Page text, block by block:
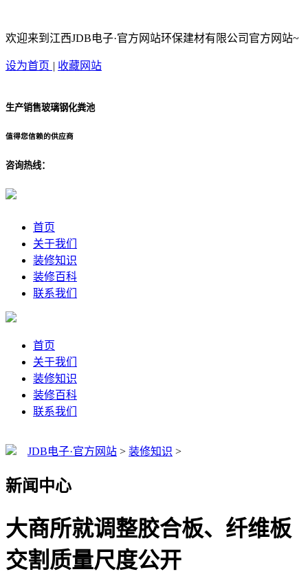
欢迎来到江西JDB电子·官方网站环保建材有限公司官方网站~
设为首页 | 收藏网站
生产销售玻璃钢化粪池
值得您信赖的供应商
咨询热线：
首页
关于我们
装修知识
装修百科
联系我们
首页
关于我们
装修知识
装修百科
联系我们
JDB电子·官方网站 > 装修知识 >
新闻中心
大商所就调整胶合板、纤维板
交割质量尺度公开